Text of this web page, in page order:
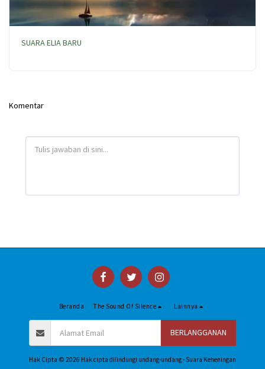
SUARA ELIA BARU
Komentar
Beranda The Sound Of Silence Lainnya
BERLANGGANAN
Hak Cipta © 2026 Hak cipta dilindungi undang-undang - Suara Keheningan